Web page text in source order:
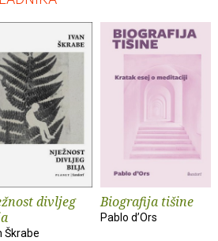
divljeg
Škrabe
Biografija tišine
Pablo d’Ors